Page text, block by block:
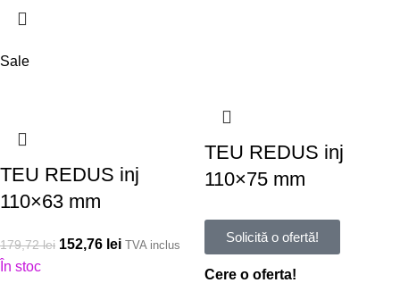
Sale
TEU REDUS inj
110×63 mm
179,72lei 152,76 lei TVA inclus
În stoc
TEU REDUS inj
110×75 mm
Solicită o ofertă!
Cere o oferta!